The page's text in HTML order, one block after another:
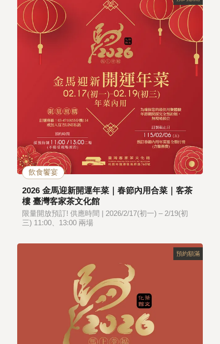
飲食饗宴
2026 金馬迎新開運年菜｜春節內用合菜｜客茶
樓 臺灣客家茶文化館
限量開放預訂! 供應時間 | 2026/2/17(初一) – 2/19(初
三) 11:00、13:00 兩場
預約額滿